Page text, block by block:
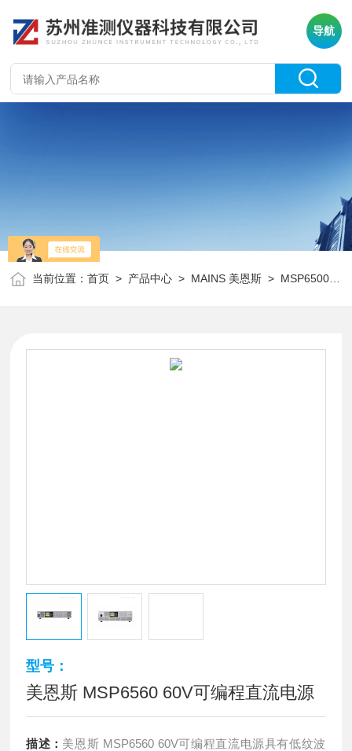
导航
当前位置：首页 > 产品中心 > MAINS 美恩斯 > MSP6500系列
型号：
美恩斯 MSP6560 60V可编程直流电源
描述： 美恩斯 MSP6560 60V可编程直流电源具有低纹波